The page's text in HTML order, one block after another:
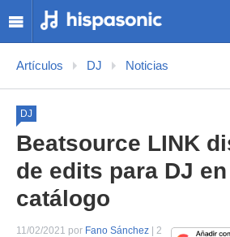
Artículos DJ Noticias
DJ
Beatsource LINK
de edits para DJ
catálogo
11/02/2021 por Fano Sánchez | 2